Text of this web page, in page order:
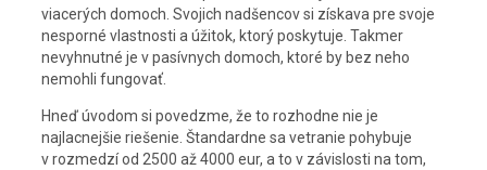
viacerých domoch. Svojich nadšencov si získava pre svoje
nesporné vlastnosti a úžitok, ktorý poskytuje. Takmer
nevyhnutné je v pasívnych domoch, ktoré by bez neho
nemohli fungovať.
Hneď úvodom si povedzme, že to rozhodne nie je
najlacnejšie riešenie. Štandardne sa vetranie pohybuje
v rozmedzí od 2500 až 4000 eur, a to v závislosti na tom,